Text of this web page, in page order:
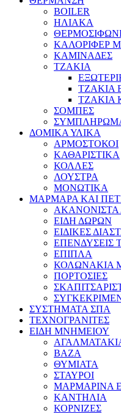
BOILER
ΗΛΙΑΚΑ
ΚΑΛΟΡΙΦΕΡ
ΚΑΜΙΝΑΔΕΣ
ΤΖΑΚΙΑ
ΤΖΑΚΙΑ
ΤΖΑΚΙΑ
ΣΟΜΠΕΣ
ΔΟΜΙΚΑ ΥΛΙΚΑ
ΑΡΜΟΣΤΟΚΟΙ
ΚΑΘΑΡΙΣΤΙΚΑ
ΚΟΛΛΕΣ
ΛΟΥΣΤΡΑ
ΜΟΝΩΤΙΚΑ
ΜΑΡΜΑΡΑ ΚΑΙ
ΑΚΑΝΟΝΙΣΤΑ
ΕΙΔΗ ΔΩΡΩΝ
ΕΙΔΙΚΕΣ
ΕΠΕΝΔΥΣΕΙΣ
ΕΠΙΠΛΑ
ΚΟΛΩΝΑΚΙΑ
ΠΟΡΤΟΣΙΕΣ
ΣΥΣΤΗΜΑΤΑ ΣΠΑ
ΤΕΧΝΟΓΡΑΝΙΤΕΣ
ΕΙΔΗ ΜΝΗΜΕΙΟΥ
ΒΑΖΑ
ΘΥΜΙΑΤΑ
ΣΤΑΥΡΟΙ
ΜΑΡΜΑΡΙΝΑ
ΚΑΝΤΗΛΙΑ
ΚΟΡΝΙΖΕΣ